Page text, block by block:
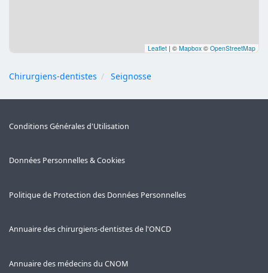
Leaflet | © Mapbox © OpenStreetMap
Chirurgiens-dentistes Seignosse
Conditions Générales d'Utilisation
Données Personnelles & Cookies
Politique de Protection des Données Personnelles
Annuaire des chirurgiens-dentistes de l'ONCD
Annuaire des médecins du CNOM